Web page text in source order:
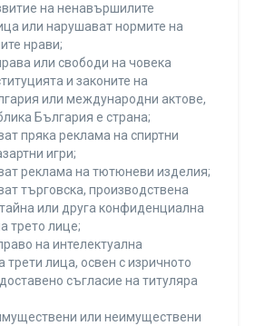
на ненавършилите
или нарушават нормите на
нрави;
или свободи на човека
и законите на
или международни актове,
България е страна;
пряка реклама на спиртни
игри;
реклама на тютюневи изделия;
търговска, производствена
или друга конфиденциална
трето лице;
на интелектуална
трети лица, освен с изричното
съгласие на титуляра
или неимуществени